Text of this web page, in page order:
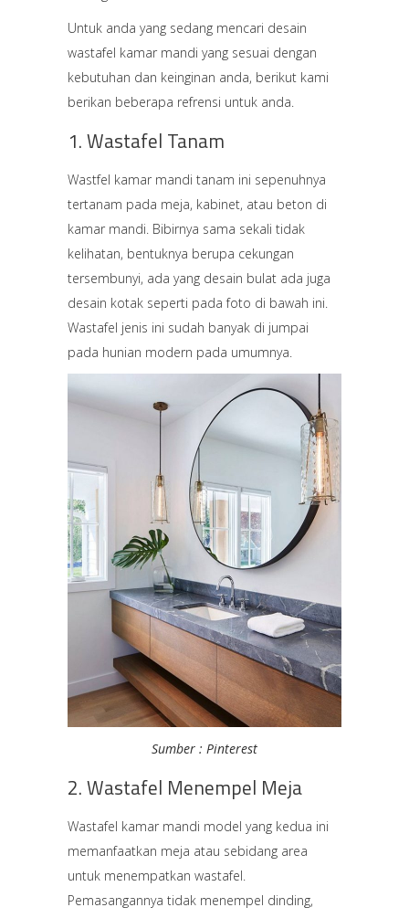
Untuk anda yang sedang mencari desain
wastafel kamar mandi yang sesuai dengan
kebutuhan dan keinginan anda, berikut kami
berikan beberapa refrensi untuk anda.
1. Wastafel Tanam
Wastfel kamar mandi tanam ini sepenuhnya
tertanam pada meja, kabinet, atau beton di
kamar mandi. Bibirnya sama sekali tidak
kelihatan, bentuknya berupa cekungan
tersembunyi, ada yang desain bulat ada juga
desain kotak seperti pada foto di bawah ini.
Wastafel jenis ini sudah banyak di jumpai
pada hunian modern pada umumnya.
Sumber : Pinterest
2. Wastafel Menempel Meja
Wastafel kamar mandi model yang kedua ini
memanfaatkan meja atau sebidang area
untuk menempatkan wastafel.
Pemasangannya tidak menempel dinding,